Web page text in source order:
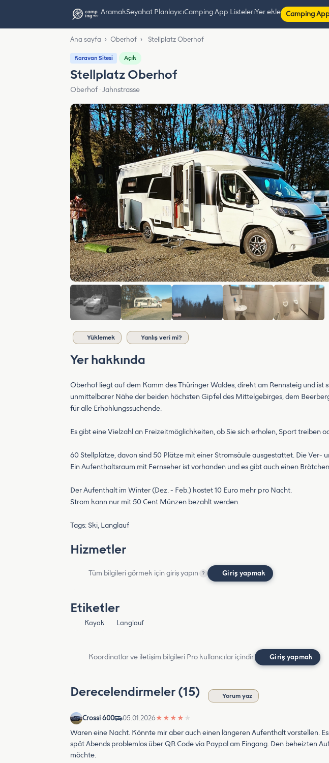
AramakSeyahat PlanlayıcıCamping App ListeleriYer ekle Camping
Ana sayfa › Oberhof › Stellplatz Oberhof
Karavan Sitesi Açık
Stellplatz Oberhof
Oberhof · Jahnstrasse
Yüklemek Yanlış veri mi?
Yer hakkında
Oberhof liegt auf dem Kamm des Thüringer Waldes, direkt am Rennsteig und
unmittelbarer Nähe der beiden höchsten Gipfel des Mittelgebirges, dem
für alle Erhohlungssuchende.
Es gibt eine Vielzahl an Freizeitmöglichkeiten, ob Sie sich erholen, Sport treiben
60 Stellplätze, davon sind 50 Plätze mit einer Stromsäule ausgestattet. Die Ver-
Ein Aufenthaltsraum mit Fernseher ist vorhanden und es gibt auch einen
Der Aufenthalt im Winter (Dez. - Feb.) kostet 10 Euro mehr pro Nacht.
Strom kann nur mit 50 Cent Münzen bezahlt werden.
Tags: Ski, Langlauf
Hizmetler
Tüm bilgileri görmek için giriş yapın ? Giriş yapmak
Etiketler
Kayak Langlauf
Koordinatlar ve iletişim bilgileri Pro kullanıcılar içindir. Giriş yapmak
Derecelendirmeler (15) Yorum yaz
Crossi 600 05.01.2026★ ★ ★ ★ ★
Waren eine Nacht. Könnte mir aber auch einen längeren Aufenthalt vorstellen.
spät Abends problemlos über QR Code via Paypal am Eingang. Den beheizten
möchte.